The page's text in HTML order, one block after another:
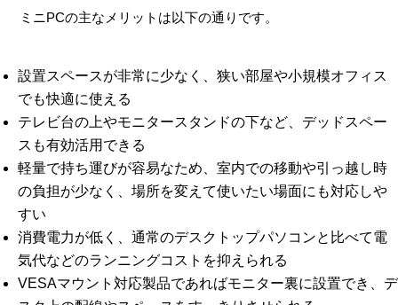
ミニPCの主なメリットは以下の通りです。
設置スペースが非常に少なく、狭い部屋や小規模オフィス
でも快適に使える
テレビ台の上やモニタースタンドの下など、デッドスペー
スも有効活用できる
軽量で持ち運びが容易なため、室内での移動や引っ越し時
の負担が少なく、場所を変えて使いたい場面にも対応しや
すい
消費電力が低く、通常のデスクトップパソコンと比べて電
気代などのランニングコストを抑えられる
VESAマウント対応製品であればモニター裏に設置でき、デ